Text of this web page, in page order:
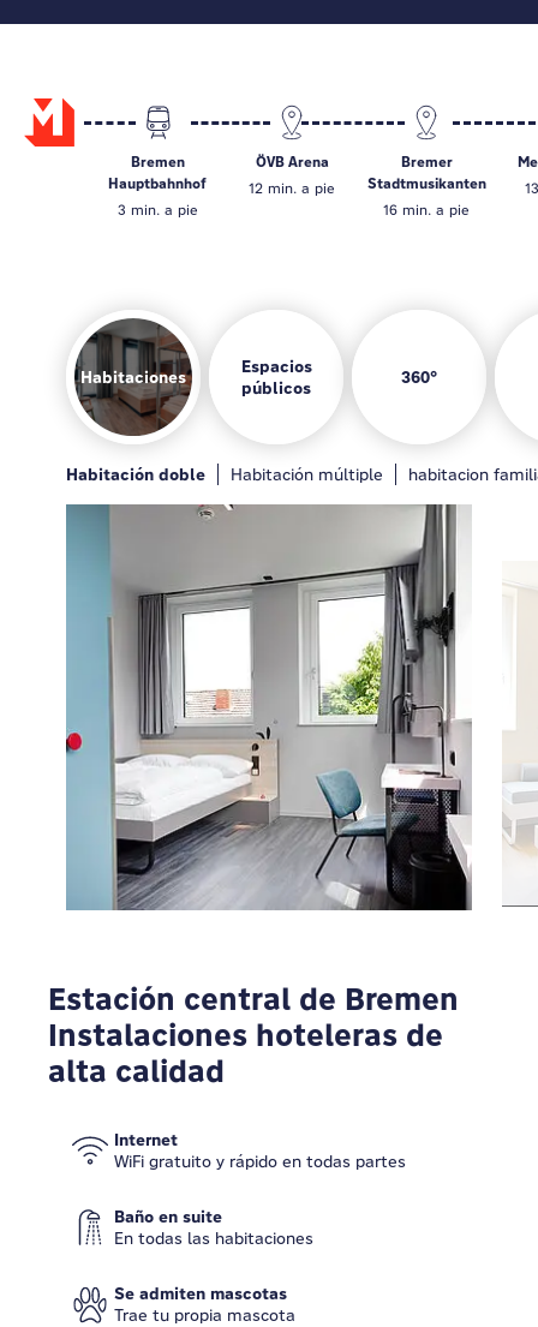
Bremen
Hauptbahnhof
3 min. a pie
ÖVB Arena
12 min. a pie
Bremer
Stadtmusikanten
16 min. a pie
Habitaciones
Espacios
públicos
360°
Habitación doble Habitación múltiple habitacion
General Bar Zona de juegos Cocina para huéspedes
Habitaciones Zona de juegos Cocina para
Para ver Google Maps tienes que modificar tu
configuración de privacidad
MODIFICAR
Estación central de Bremen
Instalaciones hoteleras de
alta calidad
Internet
WiFi gratuito y rápido en todas partes
Baño en suite
En todas las habitaciones
Se admiten mascotas
Trae tu propia mascota